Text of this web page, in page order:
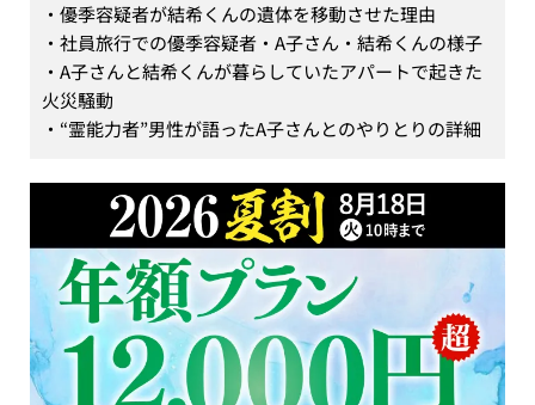
・優季容疑者が結希くんの遺体を移動させた理由
・社員旅行での優季容疑者・A子さん・結希くんの様子
・A子さんと結希くんが暮らしていたアパートで起きた
火災騒動
・“霊能力者”男性が語ったA子さんとのやりとりの詳細